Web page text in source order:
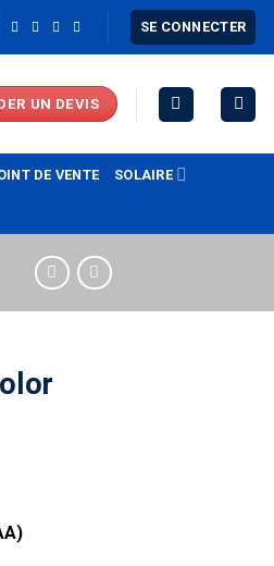
SE CONNECTER
UN DEVIS
DE VENTE SOLAIRE